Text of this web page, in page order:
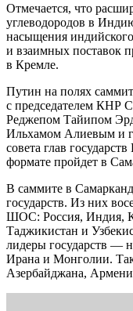
Отмечается, что
углеводородов в
насыщения
и взаимных поставок
в Кремле.
Путин на полях
с председателем КНР
Реджепом Тайипом
Ильхамом Алиевым и
совета глав
формате пройдет в
В саммите в
государств. Из них
ШОС: Россия, Индия,
Таджикистан и
лидеры государств —
Ирана и Монголии.
Азербайджана,